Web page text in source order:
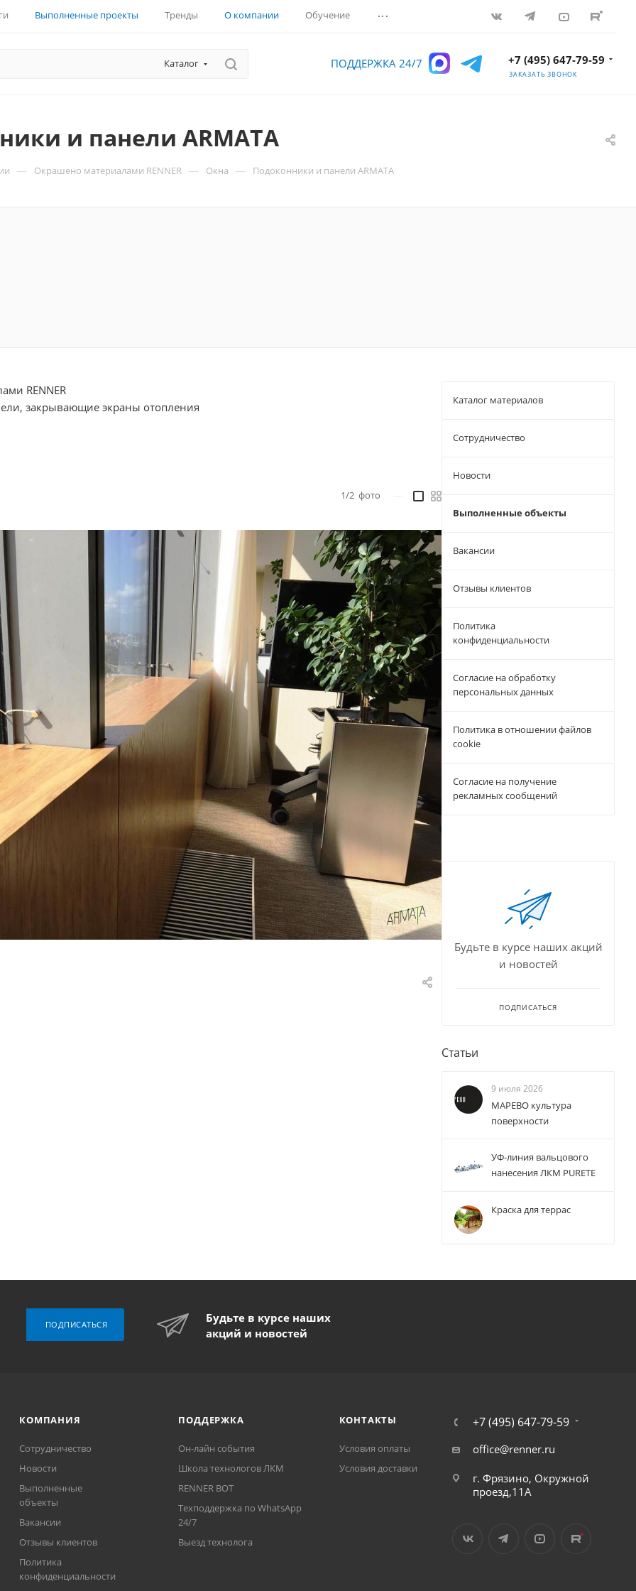
Выполненные проекты Тренды О компании Обучение ...
Каталог ПОДДЕРЖКА 24/7 +7 (495) 647-79-59
ЗАКАЗАТЬ ЗВОНОК
и панели ARMATA
— Окрашено материалами RENNER — Окна — Подоконники и панели ARMATA
RENNER
закрывающие экраны отопления
1/2 фото
Каталог материалов
Сотрудничество
Новости
Выполненные объекты
Вакансии
Отзывы клиентов
Политика
конфиденциальности
Согласие на обработку
персональных данных
Политика в отношении файлов
cookie
Согласие на получение
рекламных сообщений
Будьте в курсе наших акций
и новостей
ПОДПИСАТЬСЯ
Статьи
9 июля 2026
МАРЕВО культура
поверхности
УФ-линия вальцового
нанесения ЛКМ PURETE
Краска для террас
Будьте в курсе наших
акций и новостей
ПОДПИСАТЬСЯ
КОМПАНИЯ
Сотрудничество
Новости
Выполненные
объекты
Вакансии
Отзывы клиентов
Политика
конфиденциальности
ПОДДЕРЖКА
Он-лайн события
Школа технологов ЛКМ
RENNER BOT
Техподдержка по WhatsApp
24/7
Выезд технолога
КОНТАКТЫ
Условия оплаты
Условия доставки
+7 (495) 647-79-59
office@renner.ru
г. Фрязино, Окружной
проезд,11А